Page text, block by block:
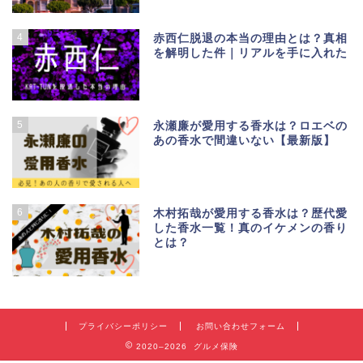
4
赤西仁脱退の本当の理由とは？真相
を解明した件｜リアルを手に入れた
5
永瀬廉が愛用する香水は？ロエベの
あの香水で間違いない【最新版】
6
木村拓哉が愛用する香水は？歴代愛
した香水一覧！真のイケメンの香り
とは？
プライバシーポリシー お問い合わせフォーム
2020–2026 グルメ保険